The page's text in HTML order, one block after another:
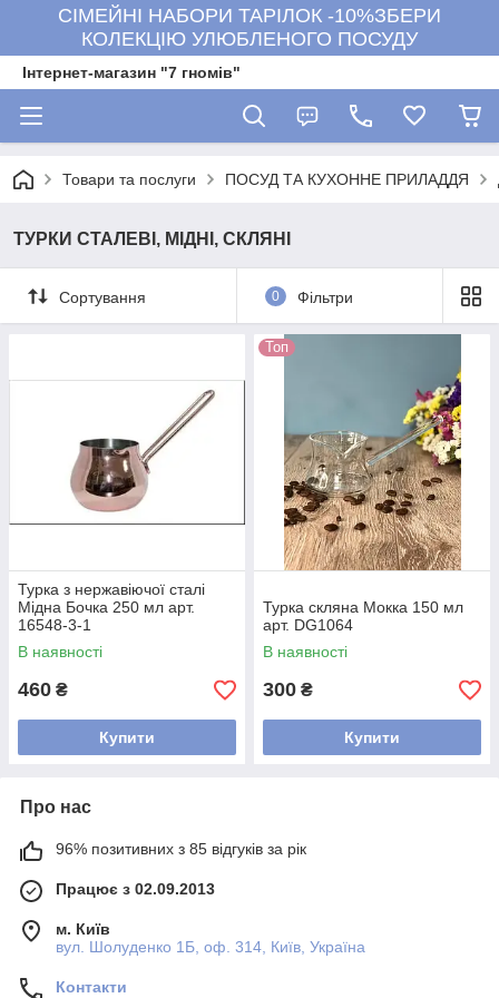
СІМЕЙНІ НАБОРИ ТАРІЛОК -10%ЗБЕРИ
КОЛЕКЦІЮ УЛЮБЛЕНОГО ПОСУДУ
Інтернет-магазин "7 гномів"
Товари та послуги ПОСУД ТА КУХОННЕ ПРИЛАДДЯ
ТУРКИ СТАЛЕВІ, МІДНІ, СКЛЯНІ
Сортування 0 Фільтри
Турка з нержавіючої сталі
Мідна Бочка 250 мл арт.
16548-3-1
В наявності
460 ₴
Купити
Топ
Турка скляна Мокка 150 мл
арт. DG1064
В наявності
300 ₴
Купити
Про нас
96% позитивних з 85 відгуків за рік
Працює з 02.09.2013
м. Київ
вул. Шолуденко 1Б, оф. 314, Київ, Україна
Контакти